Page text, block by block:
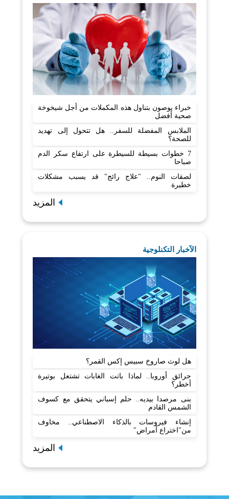
خبراء يوصون بتناول هذه المكملات من أجل شيخوخة
صحية أفضل
الملابس المفضلة للسفر.. هل تتحول إلى تهديد
للصحة؟
7 خطوات بسيطة للسيطرة على ارتفاع سكر الدم
صباحا
لصقات النوم.. "علاج رائج" قد يسبب مشكلات
خطيرة
المزيد
الآخبار التكنلوجية
هل لوث صاروخ سبيس إكس القمر؟
حرائق أوروبا.. لماذا باتت الغابات تشتعل بوتيرة
أخطر؟
بنى مرصدا بيديه.. حلم إسباني يتحقق مع كسوف
الشمس القادم
إنشاء فيروسات بالذكاء الاصطناعي.. مخاوف
من"اختراع أمراض"
المزيد